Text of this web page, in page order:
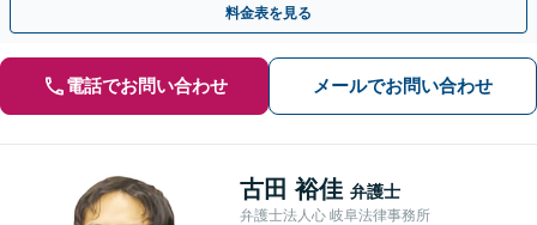
料金表を見る
電話でお問い合わせ メールでお問い合わせ
古田 裕佳 弁護士
弁護士法人心 岐阜法律事務所